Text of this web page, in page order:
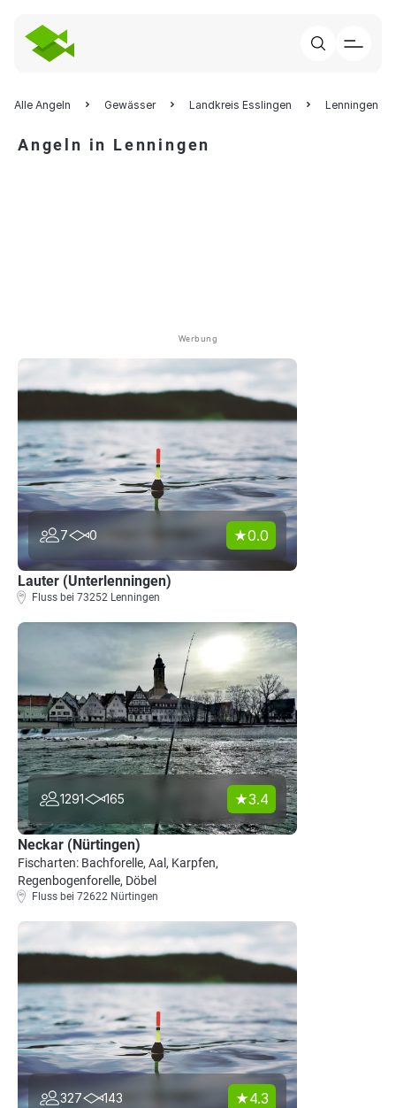
Alle Angeln Gewässer Landkreis Esslingen Lenningen
Angeln in Lenningen
Werbung
7 0 0.0
Lauter (Unterlenningen)
Fluss bei 73252 Lenningen
1291 165 3.4
Neckar (Nürtingen)
Fischarten: Bachforelle, Aal, Karpfen,
Regenbogenforelle, Döbel
Fluss bei 72622 Nürtingen
327 143 4.3